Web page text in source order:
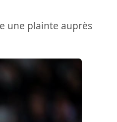
une plainte auprès